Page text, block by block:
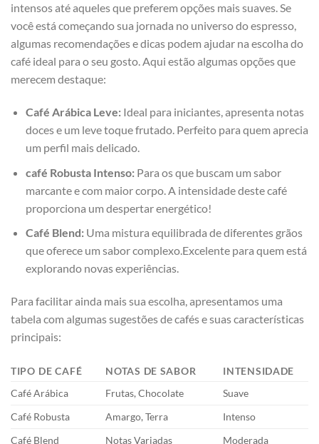
intensos até aqueles que preferem ​opções mais suaves. Se
você está‌ começando sua jornada no universo do espresso,
algumas​ recomendações e ⁤dicas podem ajudar na escolha do
café ideal para⁣ o‌ seu gosto. Aqui estão‌ algumas opções que
merecem destaque:
Café⁣ Arábica Leve:Ideal para‍ iniciantes, apresenta notas
doces e um leve toque frutado. Perfeito para quem aprecia
um perfil mais delicado.
café Robusta Intenso:Para os que buscam um‌ sabor
marcante e com⁢ maior ⁣corpo. A intensidade deste café
proporciona um despertar energético!
Café Blend:Uma mistura equilibrada de diferentes grãos
que oferece um sabor complexo.Excelente para‌ quem está
explorando novas experiências.
Para⁢ facilitar ainda mais sua escolha, apresentamos uma⁣
tabela com algumas ​sugestões de cafés ⁣e suas características
principais:
TIPO⁤ DE CAFÉ NOTAS DE SABOR
INTENSIDADE
Café Arábica
Frutas, Chocolate
Suave
Café‌ Robusta
Amargo, Terra
Intenso
Café Blend
Notas Variadas Moderada